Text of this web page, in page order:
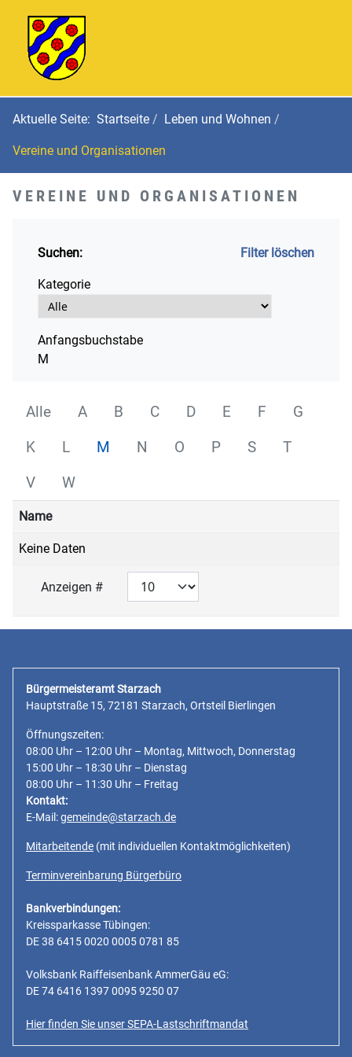
Aktuelle Seite: Startseite Leben und Wohnen
Vereine und Organisationen
VEREINE UND ORGANISATIONEN
Suchen: Filter löschen
Kategorie
Anfangsbuchstabe
M
Alle A B C D E F
G
K
L M N O P S
T
V
W
Name
Anzeigen #
Keine Daten
Bürgermeisteramt Starzach
Hauptstraße 15, 72181 Starzach, Ortsteil Bierlingen
Öffnungszeiten:
08:00 Uhr – 12:00 Uhr – Montag, Mittwoch, Donnerstag
15:00 Uhr – 18:30 Uhr – Dienstag
08:00 Uhr – 11:30 Uhr – Freitag
Kontakt:
E-Mail:gemeinde@starzach.de
Mitarbeitende (mit individuellen Kontaktmöglichkeiten)
Terminvereinbarung Bürgerbüro
Bankverbindungen:
Kreissparkasse Tübingen:
DE 38 6415 0020 0005 0781 85
Volksbank Raiffeisenbank AmmerGäu eG:
DE 74 6416 1397 0095 9250 07
Hier finden Sie unser SEPA-Lastschriftmandat